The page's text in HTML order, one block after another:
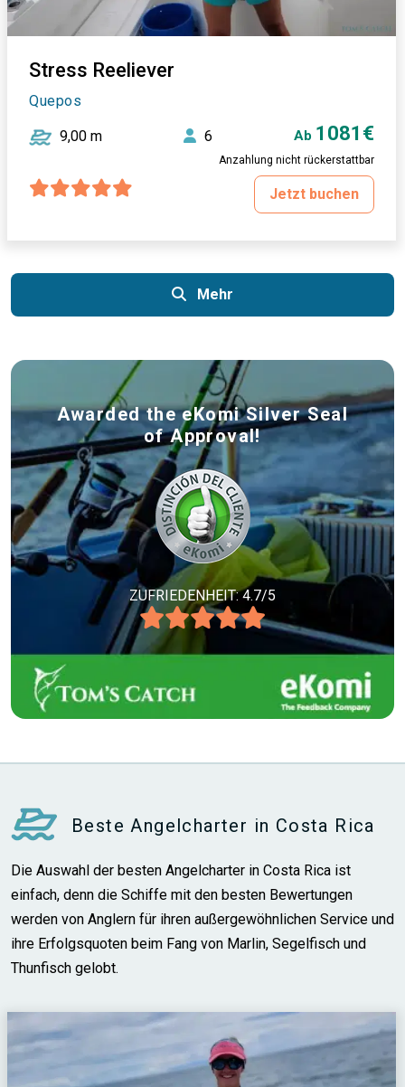
Stress Reeliever
Quepos
9,00 m 6 Ab 1081€
Anzahlung nicht rückerstattbar
Jetzt buchen
Mehr
Awarded the eKomi Silver Seal
of Approval!
ZUFRIEDENHEIT: 4.7/5
Beste Angelcharter in Costa Rica
Die Auswahl der besten Angelcharter in Costa Rica ist
einfach, denn die Schiffe mit den besten Bewertungen
werden von Anglern für ihren außergewöhnlichen Service und
ihre Erfolgsquoten beim Fang von Marlin, Segelfisch und
Thunfisch gelobt.